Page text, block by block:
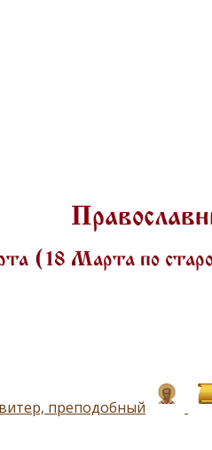
(18 Марта по
преподобный